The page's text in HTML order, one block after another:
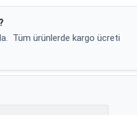
Tüm ürünlerde kargo ücreti